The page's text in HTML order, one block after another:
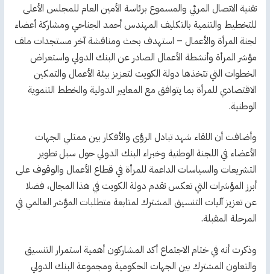
تقنية الاتصال المرئي والمسموع برئاسة الأمين العام للمجلس الأعلى
للتخطيط والتنمية بالتكليف المهندس أحمد الجناحي ومشاركة أعضاء
لجنة المرأة والأعمال – استهدف بحث ومناقشة آخر مستجدات ملف
مؤشر المرأة وأنشطة الأعمال الصادر عن البنك الدولي واستعراض
الخطوات التي تتخذها دولة الكويت لتعزيز بيئة الأعمال والتمكين
الاقتصادي للمرأة بما يتوافق مع المعايير الدولية والخطط التنموية
الوطنية.
وأضافت أن اللقاء شهد تبادل الرؤى والأفكار بين ممثلي الجهات
الأعضاء في اللجنة الوطنية وخبراء البنك الدولي حول سبل تطوير
التشريعات والسياسات الداعمة للمرأة في قطاع الأعمال والوقوف على
أبرز المؤشرات التي تعكس تقدم دولة الكويت في هذا المجال، فضلا
عن تعزيز آليات التنسيق المشترك لمتابعة متطلبات المؤشر العالمي في
المرحلة المقبلة.
وذكرت أنه في ختام الاجتماع أكد المشاركون أهمية استمرار التنسيق
والتعاون المشترك بين الجهات الحكومية ومجموعة البنك الدولي